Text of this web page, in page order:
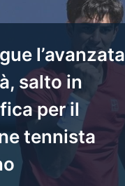
l’avanzata
salto in
per il
tennista